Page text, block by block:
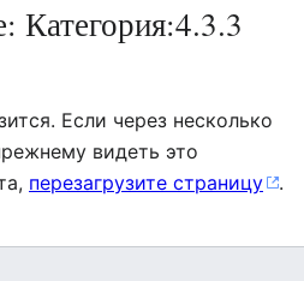
Категория:4.3.3
Если через несколько
видеть это
перезагрузите страницу .